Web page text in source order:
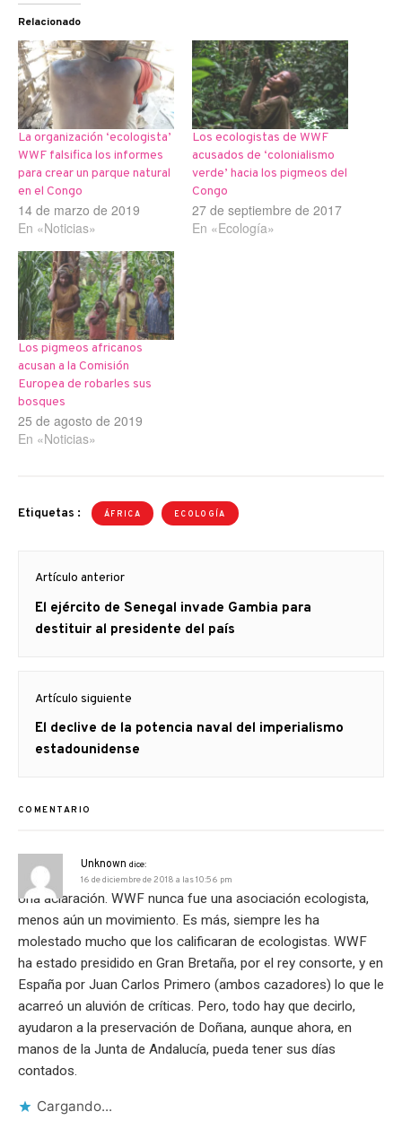
Relacionado
La organización ‘ecologista’
WWF falsifica los informes
para crear un parque natural
en el Congo
14 de marzo de 2019
En «Noticias»
Los ecologistas de WWF
acusados de ‘colonialismo
verde’ hacia los pigmeos del
Congo
27 de septiembre de 2017
En «Ecología»
Los pigmeos africanos
acusan a la Comisión
Europea de robarles sus
bosques
25 de agosto de 2019
En «Noticias»
Etiquetas : ÁFRICA ECOLOGÍA
de
entradas
Artículo anterior
Artículo
anterior
El ejército de Senegal invade Gambia para
destituir al presidente del país
Artículo siguiente
Artículo
siguiente:
El declive de la potencia naval del imperialismo
estadounidense
COMENTARIO
Unknown dice:
16 de diciembre de 2018 a las 10:56 pm
Una aclaración. WWF nunca fue una asociación ecologista,
menos aún un movimiento. Es más, siempre les ha
molestado mucho que los calificaran de ecologistas. WWF
ha estado presidido en Gran Bretaña, por el rey consorte, y en
España por Juan Carlos Primero (ambos cazadores) lo que le
acarreó un aluvión de críticas. Pero, todo hay que decirlo,
ayudaron a la preservación de Doñana, aunque ahora, en
manos de la Junta de Andalucía, pueda tener sus días
contados.
Cargando...